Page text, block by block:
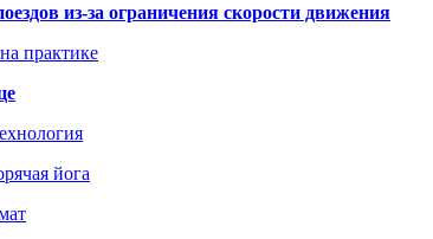
из-за ограничения скорости движения
практике
йога